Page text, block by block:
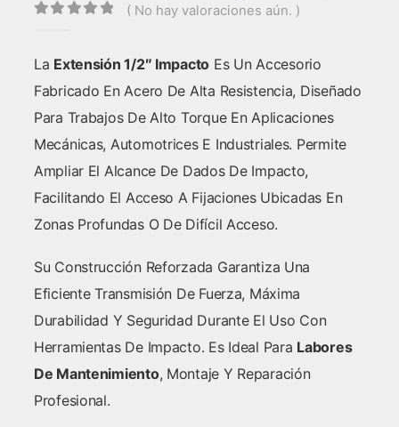
( No hay valoraciones aún. )
La Extensión 1/2″ Impacto Es Un Accesorio
Fabricado En Acero De Alta Resistencia, Diseñado
Para Trabajos De Alto Torque En Aplicaciones
Mecánicas, Automotrices E Industriales. Permite
Ampliar El Alcance De Dados De Impacto,
Facilitando El Acceso A Fijaciones Ubicadas En
Zonas Profundas O De Difícil Acceso.
Su Construcción Reforzada Garantiza Una
Eficiente Transmisión De Fuerza, Máxima
Durabilidad Y Seguridad Durante El Uso Con
Herramientas De Impacto. Es Ideal Para Labores
De Mantenimiento, Montaje Y Reparación
Profesional.